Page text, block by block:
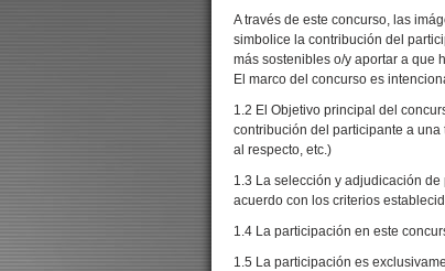
A través de este concurso, las
simbolice la contribución del
más sostenibles o/y aportar a que
El marco del concurso es
1.2 El Objetivo principal del
contribución del participante a
al respecto, etc.)
1.3 La selección y adjudicación
acuerdo con los criterios
1.4 La participación en este
1.5 La participación es